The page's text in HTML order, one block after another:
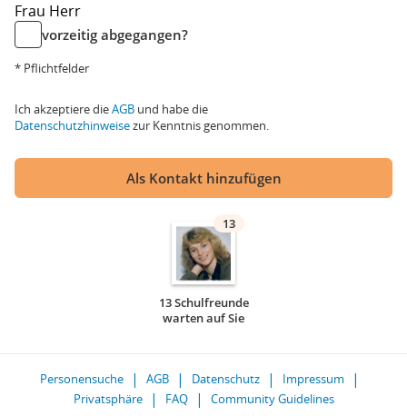
Frau Herr
vorzeitig abgegangen?
* Pflichtfelder
Ich akzeptiere dieAGB und habe die
Datenschutzhinweisezur Kenntnis genommen.
Als Kontakt hinzufügen
13
13 Schulfreunde
warten auf Sie
Personensuche AGB Datenschutz
Impressum
Privatsphäre
FAQ Community Guidelines